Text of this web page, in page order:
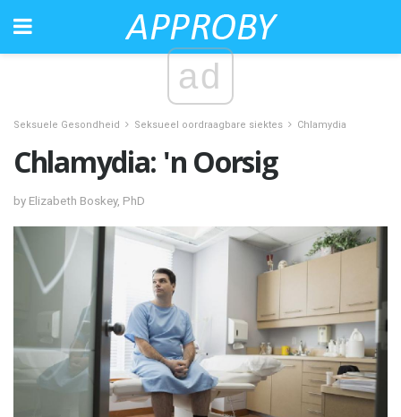
ad
Seksuele Gesondheid Seksueel oordraagbare siektes Chlamydia
Chlamydia: 'n Oorsig
by Elizabeth Boskey, PhD